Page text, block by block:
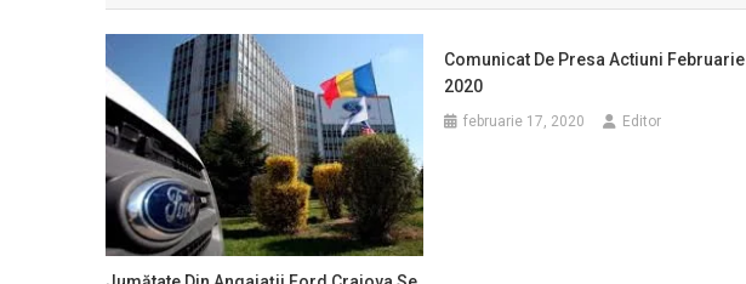
Comunicat De Presa Actiuni Februarie
2020
februarie 17, 2020 Editor